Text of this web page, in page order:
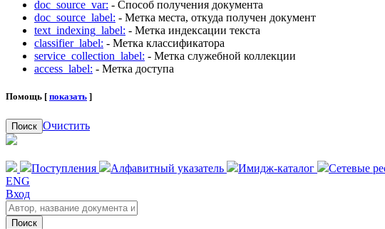
doc_source_var: - Способ получения документа
doc_source_label: - Метка места, откуда получен документ
text_indexing_label: - Метка индексации текста
classifier_label: - Метка классификатора
service_collection_label: - Метка служебной коллекции
access_label: - Метка доступа
Помощь [ показать ]
Поиск Очистить
Поступления Алфавитный указатель Имидж-каталог
Сетевые
ENG
Вход
Поиск